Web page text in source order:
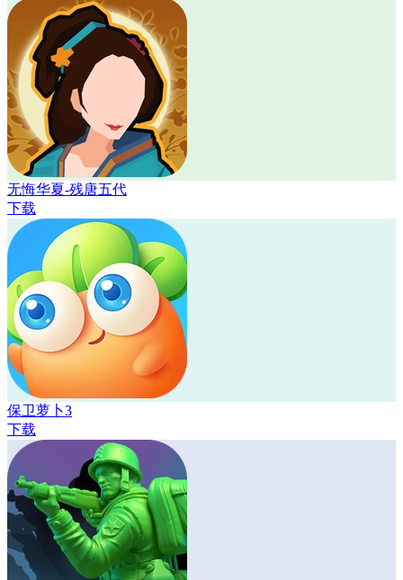
无悔华夏-残唐五代
下载
保卫萝卜3
下载